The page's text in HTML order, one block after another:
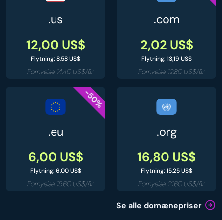
.us
12,00 US$
Flytning: 8,58 US$
Fornyelse: 14,40 US$/år
.com
2,02 US$
Flytning: 13,19 US$
Fornyelse: 19,80 US$/år
-50%
.eu
6,00 US$
Flytning: 6,00 US$
Fornyelse: 15,60 US$/år
.org
16,80 US$
Flytning: 15,25 US$
Fornyelse: 21,60 US$/år
Se alle domænepriser